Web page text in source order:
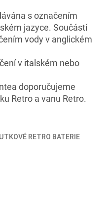
s označením
jazyce. Součástí
vody v anglickém
v italském nebo
doporučujeme
Retro a vanu Retro.
RETRO BATERIE